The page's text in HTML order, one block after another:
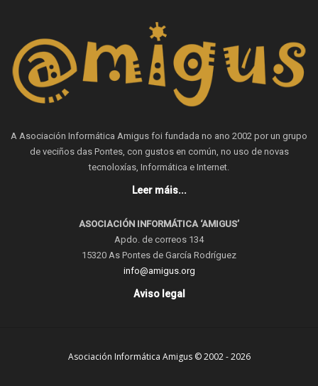
A Asociación Informática Amigus foi fundada no ano 2002 por un grupo
de veciños das Pontes, con gustos en común, no uso de novas
tecnoloxías, Informática e Internet.
Leer máis...
ASOCIACIÓN INFORMÁTICA ‘AMIGUS’
Apdo. de correos 134
15320 As Pontes de García Rodríguez
info@amigus.org
Aviso legal
Asociación Informática Amigus © 2002 - 2026